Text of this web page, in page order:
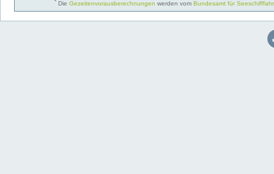
* Die Gezeitenvorausberechnungen werden vom Bundesamt für